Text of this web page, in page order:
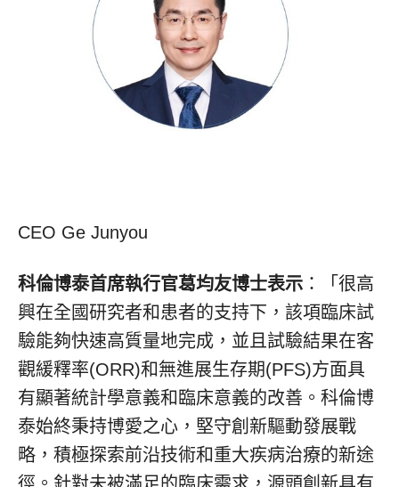
CEO Ge Junyou
科倫博泰首席執行官葛均友博士表示 ： 「 很高
興在全國研究者和患者的支持下，該項臨床試
驗能夠快速高質量地完成，並且試驗結果在客
觀緩釋率(ORR)和無進展生存期(PFS)方面具
有顯著統計學意義和臨床意義的改善。科倫博
泰始終秉持博愛之心，堅守創新驅動發展戰
略，積極探索前沿技術和重大疾病治療的新途
徑。針對未被滿足的臨床需求，源頭創新具有